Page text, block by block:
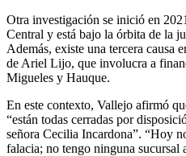
Otra investigación se inició en
Central y está bajo la órbita de la
Además, existe una tercera causa
de Ariel Lijo, que involucra a
Migueles y Hauque.
En este contexto, Vallejo afirmó
“están todas cerradas por
señora Cecilia Incardona”. “Hoy
falacia; no tengo ninguna sucursal